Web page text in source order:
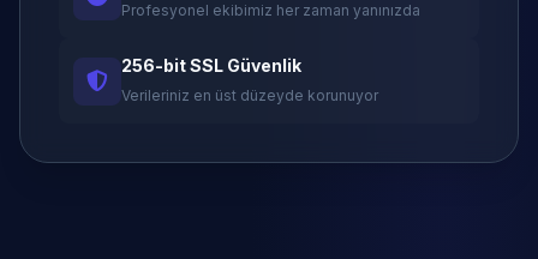
Profesyonel ekibimiz her zaman yanınızda
256-bit SSL Güvenlik
Verileriniz en üst düzeyde korunuyor